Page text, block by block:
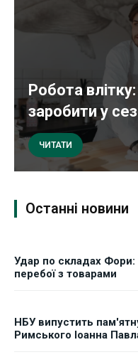
Робота
заробити у
ЧИТАТИ
Останні новини
Удар по складах Фори:
перебої з товарами
НБУ випустить
Римського Іоанна